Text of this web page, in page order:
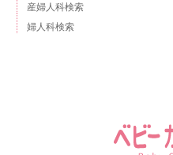
産婦人科検索
婦人科検索